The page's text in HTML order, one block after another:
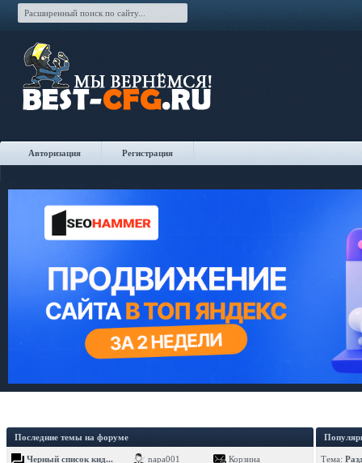
Авторизация Регистрация
Последние темы на форуме
Черный список кид... napa001 Корзина Тема: